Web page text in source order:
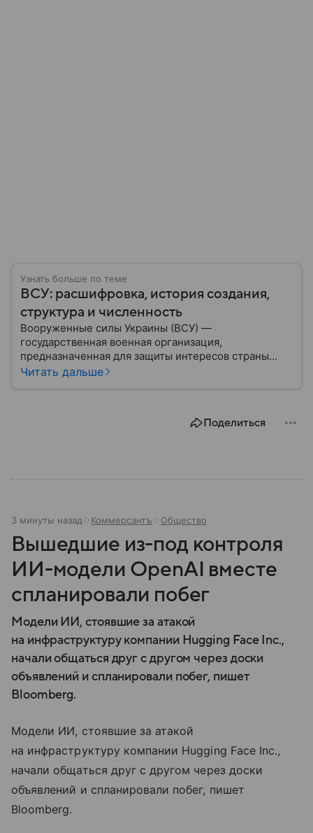
Узнать больше по теме
ВСУ: расшифровка, история создания,
структура и численность
Вооруженные силы Украины (ВСУ) —
государственная военная организация,
предназначенная для защиты интересов страны
военным путем. Была создана после
Читать дальше
Поделиться
3 минуты назад Коммерсантъ Общество
Вышедшие из-под контроля
ИИ-модели OpenAI вместе
спланировали побег
Модели ИИ, стоявшие за атакой
на инфраструктуру компании Hugging Face Inc.,
начали общаться друг с другом через доски
объявлений и спланировали побег, пишет
Bloomberg.
Модели ИИ, стоявшие за атакой
на инфраструктуру компании Hugging Face Inc.,
начали общаться друг с другом через доски
объявлений и спланировали побег, пишет
Bloomberg.